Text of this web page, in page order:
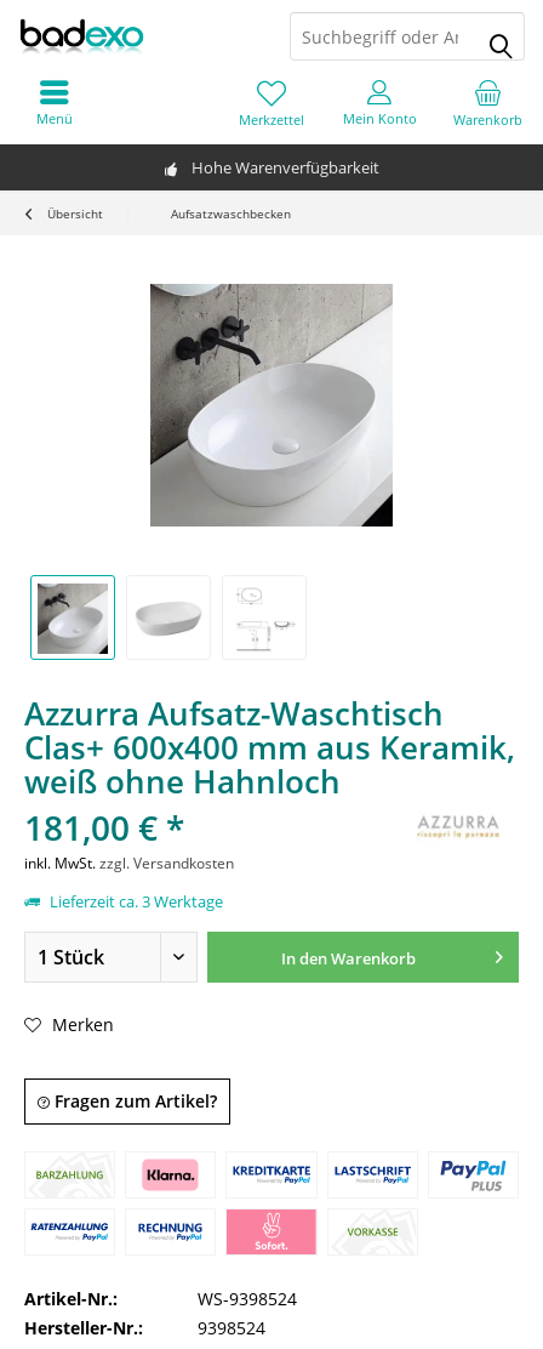
Hohe Warenverfügbarkeit
Warenkorb
Merkzettel Mein Konto
Menü
Übersicht Aufsatzwaschbecken
Azzurra Aufsatz-Waschtisch
Clas+ 600x400 mm aus Keramik,
weiß ohne Hahnloch
181,00 € *
inkl. MwSt.zzgl. Versandkosten
Lieferzeit ca. 3 Werktage
In denWarenkorb
Merken
Fragen zum Artikel?
Artikel-Nr.:
WS-9398524
Hersteller-Nr.:
9398524